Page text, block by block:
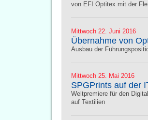
von EFI Optitex mit der
Mittwoch 22. Juni 2016
Übernahme von
Ausbau der
Mittwoch 25. Mai 2016
SPGPrints auf der
Weltpremiere für den
auf Textilien